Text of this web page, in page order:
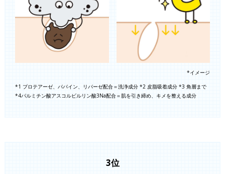
*イメージ
*1 プロテアーゼ、パパイン、リパーゼ配合＝洗浄成分 *2 皮脂吸着成分 *3 角層まで
*4パルミチン酸アスコルビルリン酸3Na配合＝肌を引き締め、キメを整える成分
3位